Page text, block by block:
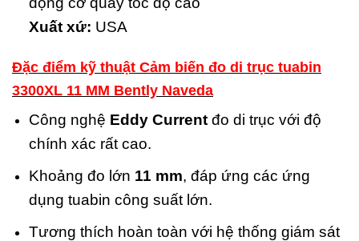
Xuất xứ: USA
Đặc điểm kỹ thuật Cảm biến đo di trục tuabin
3300XL 11 MM Bently Naveda
Công nghệ Eddy Currentđo di trục với độ
chính xác rất cao.
Khoảng đo lớn 11 mm, đáp ứng các ứng
dụng tuabin công suất lớn.
Tương thích hoàn toàn với hệ thống giám sát